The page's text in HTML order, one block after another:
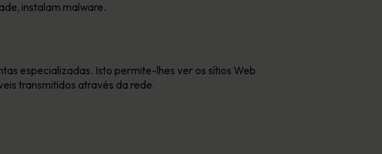
instalam malware.
especializadas. Isto permite-lhes ver os sítios Web
transmitidos através da rede.